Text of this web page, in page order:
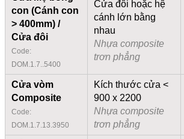
con (Cánh con
> 400mm) /
Cửa đôi
Code:
DOM.1.7..5400
Cửa đôi hoặc hệ
cánh lớn bằng
nhau
Nhựa composite
trơn phẳng
Cửa vòm
Composite
Code:
DOM.1.7.13.3950
Kích thước cửa <
900 x 2200
Nhựa composite
trơn phẳng